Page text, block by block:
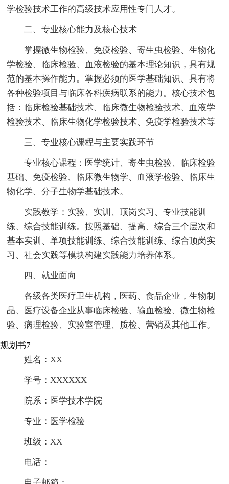
学检验技术工作的高级技术应用性专门人才。
二、专业核心能力及核心技术
掌握微生物检验、免疫检验、寄生虫检验、生物化
学检验、临床检验、血液检验的基本理论知识，具有规
范的基本操作能力。掌握必须的医学基础知识、具有将
各种检验项目与临床各科疾病联系的能力。核心技术包
括：临床检验基础技术、临床微生物检验技术、血液学
检验技术、临床生物化学检验技术、免疫学检验技术等
三、专业核心课程与主要实践环节
专业核心课程：医学统计、寄生虫检验、临床检验
基础、免疫检验、临床微生物学、血液学检验、临床生
物化学、分子生物学基础技术。
实践教学：实验、实训、顶岗实习、专业技能训
练、综合技能训练。按照基础、提高、综合三个层次和
基本实训、单项技能训练、综合技能训练、综合顶岗实
习、社会实践等模块构建实践能力培养体系。
四、就业面向
各级各类医疗卫生机构，医药、食品企业，生物制
品、医疗设备企业从事临床检验、输血检验、微生物检
验、病理检验、实验室管理、质检、营销及其他工作。
规划书7
姓名：XX
学号：XXXXXX
院系：医学技术学院
专业：医学检验
班级：XX
电话：